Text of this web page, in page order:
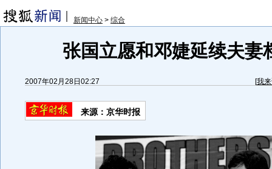
新闻中心 > 综合
张国立愿和邓婕延续夫妻
2007年02月28日02:27 [我
来源：京华时报